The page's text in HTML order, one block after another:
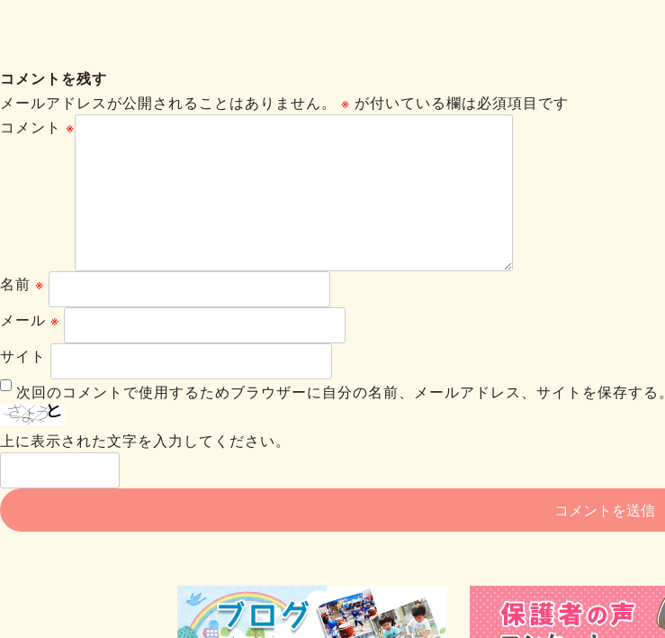
コメントを残す
メールアドレスが公開されることはありません。
※ が付いている欄は必須項目です
コメント ※
名前 ※
メール ※
サイト
次回のコメントで使用するためブラウザーに自分の名前、メールアドレス、サイトを保存する。
上に表示された文字を入力してください。